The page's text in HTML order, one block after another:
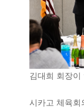
김대희 회장
시카고 체육회